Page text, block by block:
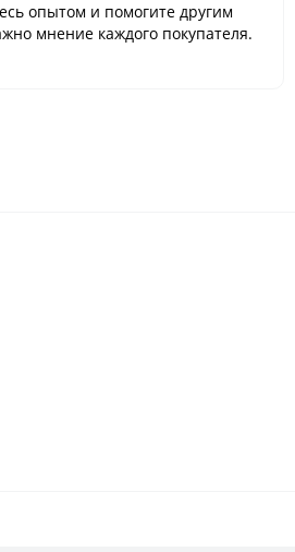
опытом и помогите другим
мнение каждого покупателя.